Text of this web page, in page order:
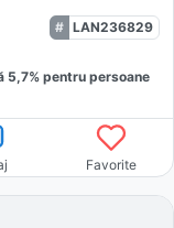
LAN236829
5,7% pentru persoane
Favorite